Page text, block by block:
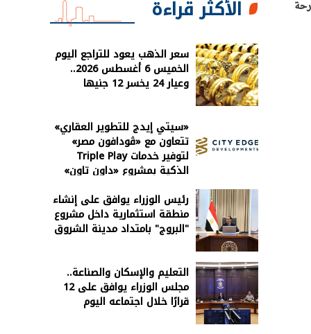
الأكثر قراءة
سعر الذهب يعود للتراجع اليوم
الخميس 6 أغسطس 2026..
وعيار 24 يخسر 12 جنيها
«سيتي إيدج للتطوير العقاري»
تتعاون مع «ڤودافون مصر»
لتوفير خدمات Triple Play
الذكية بمشروع «داون تاون»
رئيس الوزراء يوافق على إنشاء
منطقة استثمارية داخل مشروع
"البروج" بامتداد مدينة الشروق
التعليم والإسكان والصناعة..
مجلس الوزراء يوافق على 12
قرارًا خلال اجتماعه اليوم